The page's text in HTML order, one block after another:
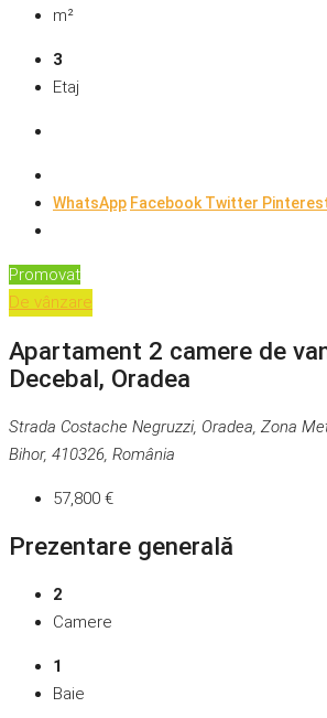
m²
3
Etaj
WhatsApp FacebookTwitter
Promovat
De vânzare
Apartament 2 camere de
Decebal, Oradea
Strada Costache Negruzzi, Oradea, Zona
Bihor, 410326, România
57,800 €
Prezentare generală
2
Camere
1
Baie